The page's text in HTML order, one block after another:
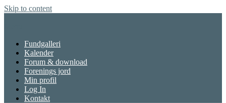
Skip to content
Fundgalleri
Kalender
Forum & download
Forenings jord
Min profil
Log In
Kontakt